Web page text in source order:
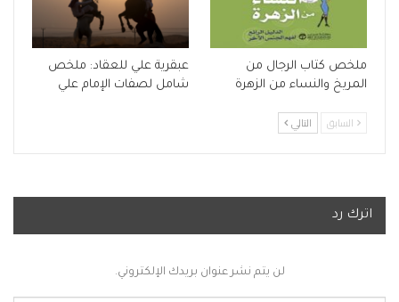
ملخص كتاب الرجال من
المريخ والنساء من الزهرة
عبقرية علي للعقاد: ملخص
شامل لصفات الإمام علي
السابق التالي
اترك رد
لن يتم نشر عنوان بريدك الإلكتروني.